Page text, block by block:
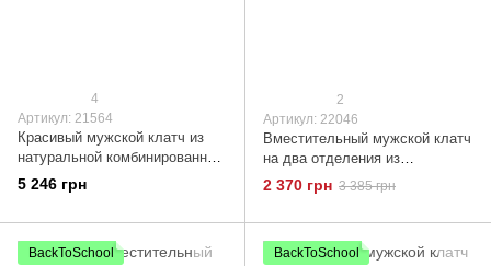
4
Артикул: 21564
Красивый мужской клатч из
натуральной комбинированной
кожи CANPELLINI 21564
5 246 грн
2
Артикул: 22046
Вместительный мужской клатч
на два отделения из
натуральной кожи с тиснением
под крокодила BOND 22046
2 370 грн 3 385 грн
BackToSchool
BackToSchool